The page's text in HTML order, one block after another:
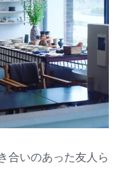
合いのあった友人ら